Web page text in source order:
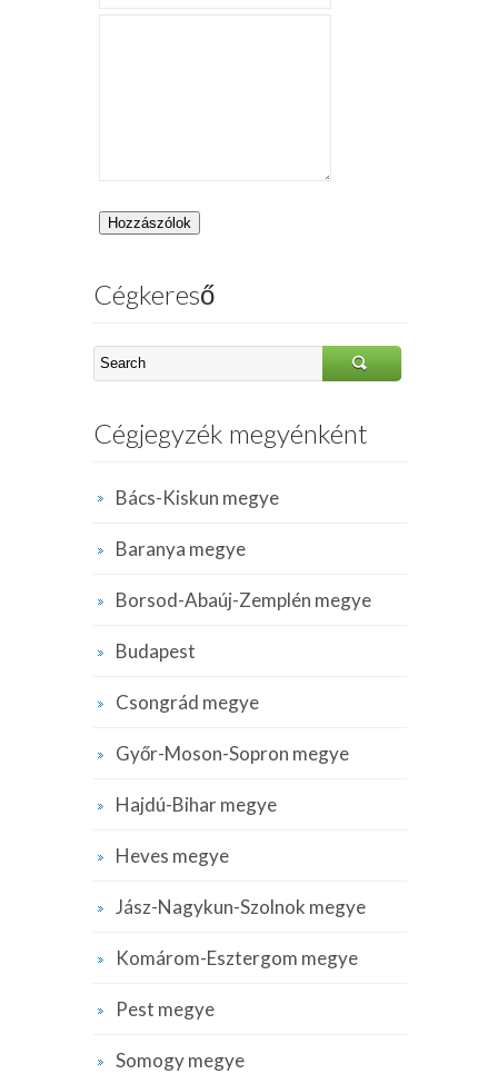
Cégkereső
Cégjegyzék megyénként
Bács-Kiskun megye
Baranya megye
Borsod-Abaúj-Zemplén megye
Budapest
Csongrád megye
Győr-Moson-Sopron megye
Hajdú-Bihar megye
Heves megye
Jász-Nagykun-Szolnok megye
Komárom-Esztergom megye
Pest megye
Somogy megye